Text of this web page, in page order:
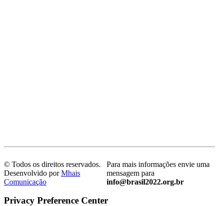
© Todos os direitos reservados.
Desenvolvido porMhais
Comunicação
Para mais informações envie uma
mensagem para
info@brasil2022.org.br
Privacy Preference Center